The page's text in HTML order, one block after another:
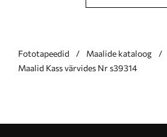
Fototapeedid Maalide kataloog
Maalid Kass värvides Nr s39314